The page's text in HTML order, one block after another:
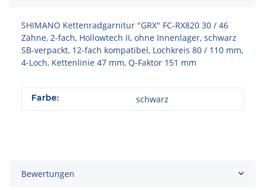
SHIMANO Kettenradgarnitur "GRX" FC-RX820 30 / 46
Zähne, 2-fach, Hollowtech II, ohne Innenlager, schwarz
SB-verpackt, 12-fach kompatibel, Lochkreis 80 / 110 mm,
4-Loch, Kettenlinie 47 mm, Q-Faktor 151 mm
Farbe: schwarz
Bewertungen